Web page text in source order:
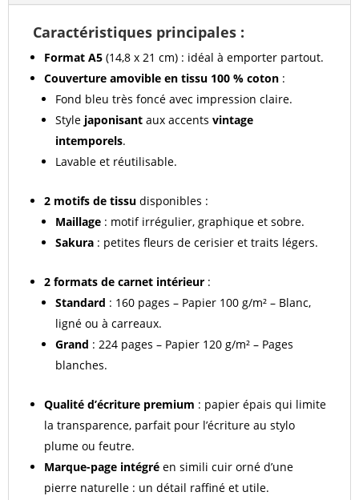
Caractéristiques principales :
Format A5 (14,8 x 21 cm) : idéal à emporter partout.
Couverture amovible en tissu 100 % coton :
Fond bleu très foncé avec impression claire.
Style japonisant aux accents vintage
intemporels.
Lavable et réutilisable.
2 motifs de tissu disponibles :
Maillage : motif irrégulier, graphique et sobre.
Sakura : petites fleurs de cerisier et traits légers.
2 formats de carnet intérieur :
Standard : 160 pages – Papier 100 g/m² – Blanc,
ligné ou à carreaux.
Grand : 224 pages – Papier 120 g/m² – Pages
blanches.
Qualité d’écriture premium : papier épais qui limite
la transparence, parfait pour l’écriture au stylo
plume ou feutre.
Marque-page intégré en simili cuir orné d’une
pierre naturelle : un détail raffiné et utile.